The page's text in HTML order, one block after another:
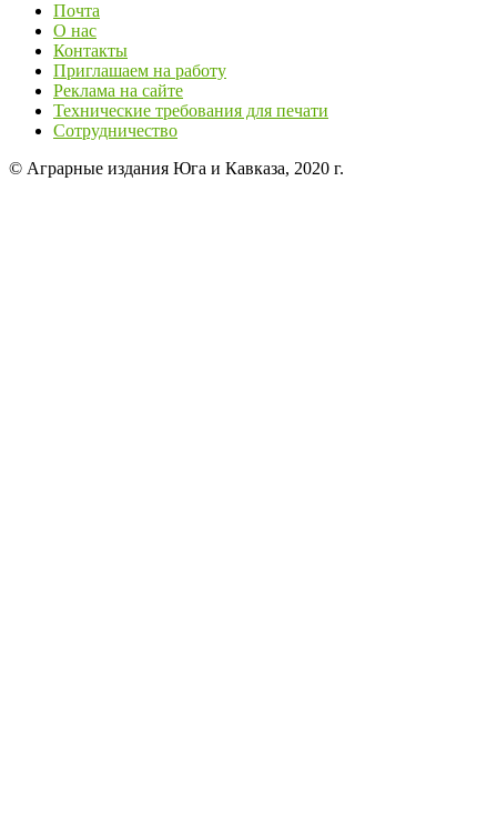
Почта
О нас
Контакты
Приглашаем на работу
Реклама на сайте
Технические требования для печати
Сотрудничество
© Аграрные издания Юга и Кавказа, 2020 г.